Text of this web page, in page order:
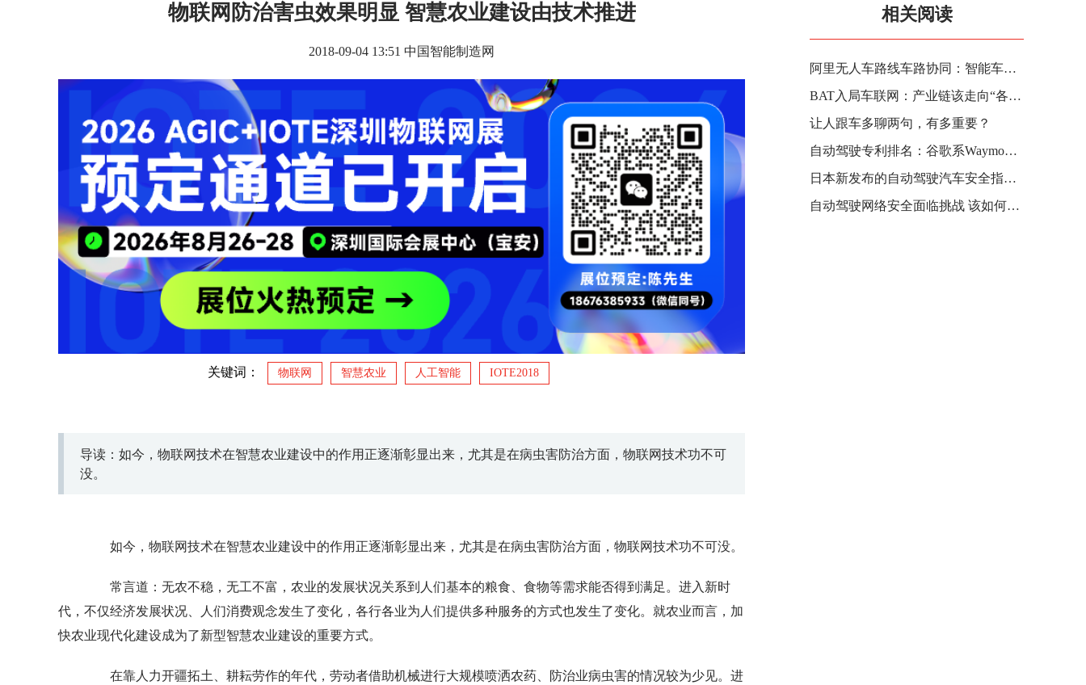
物联网防治害虫效果明显 智慧农业建设由技术推进
2018-09-04 13:51 中国智能制造网
关键词： 物联网 智慧农业 人工智能 IOTE2018
导读：如今，物联网技术在智慧农业建设中的作用正逐渐彰显出来，尤其是在病虫害防治方面，物联网技术功不可
没。
如今，物联网技术在智慧农业建设中的作用正逐渐彰显出来，尤其是在病虫害防治方面，物联网技术功不可没。
常言道：无农不稳，无工不富，农业的发展状况关系到人们基本的粮食、食物等需求能否得到满足。进入新时
代，不仅经济发展状况、人们消费观念发生了变化，各行各业为人们提供多种服务的方式也发生了变化。就农业而言，加
快农业现代化建设成为了新型智慧农业建设的重要方式。
在靠人力开疆拓土、耕耘劳作的年代，劳动者借助机械进行大规模喷洒农药、防治业病虫害的情况较为少见。进
相关阅读
阿里无人车路线车路协同：智能车贵，还是智能的路贵？
BAT入局车联网：产业链该走向“各自为政”还是“创新联盟”？
让人跟车多聊两句，有多重要？
自动驾驶专利排名：谷歌系Waymo夺冠，百度第114名
日本新发布的自动驾驶汽车安全指南：为L3、L4立了十大规矩！
自动驾驶网络安全面临挑战 该如何保护个人信息？